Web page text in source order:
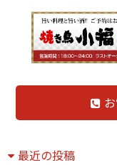
最近の投稿